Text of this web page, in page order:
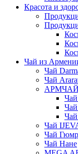
Красота и
Чай из
Чай
Чай
АРМЧАЙ
Чай
Чай
Чай
Чай Нане